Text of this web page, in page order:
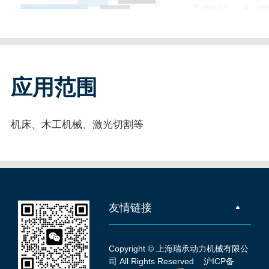
应用范围
机床、木工机械、激光切割等
友情链接
Copyright © 上海瑞承动力机械有限公
司 All Rights Reserved沪ICP备